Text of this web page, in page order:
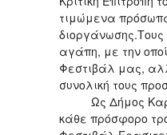
τιμώμενα
αγάπη, με την
Φεστιβάλ μας,
συνολική τους
Ως Δήμος
κάθε πρόσφορο